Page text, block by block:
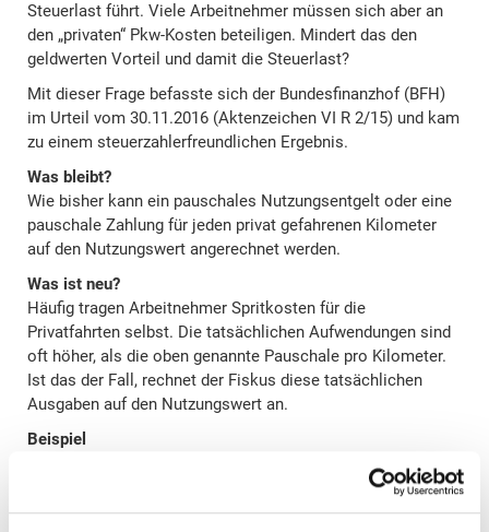
Steuerlast führt. Viele Arbeitnehmer müssen sich aber an
den „privaten“ Pkw-Kosten beteiligen. Mindert das den
geldwerten Vorteil und damit die Steuerlast?
Mit dieser Frage befasste sich der Bundesfinanzhof (BFH)
im Urteil vom 30.11.2016 (Aktenzeichen VI R 2/15) und kam
zu einem steuerzahlerfreundlichen Ergebnis.
Was bleibt?
Wie bisher kann ein pauschales Nutzungsentgelt oder eine
pauschale Zahlung für jeden privat gefahrenen Kilometer
auf den Nutzungswert angerechnet werden.
Was ist neu?
Häufig tragen Arbeitnehmer Spritkosten für die
Privatfahrten selbst. Die tatsächlichen Aufwendungen sind
oft höher, als die oben genannte Pauschale pro Kilometer.
Ist das der Fall, rechnet der Fiskus diese tatsächlichen
Ausgaben auf den Nutzungswert an.
Beispiel
Die Arbeitnehmerin Christina erhält von ihrem Arbeitgeber
ein Firmenfahrzeug mit einem Bruttolistenpreis von 30.000
Euro. Neben den Fahrten im Rahmen einer